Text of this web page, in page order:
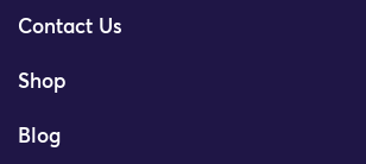
Contact Us
Shop
Blog